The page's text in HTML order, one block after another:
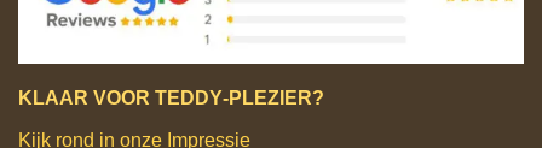
KLAAR VOOR TEDDY‑PLEZIER?
Kijk rond in onze Impressie